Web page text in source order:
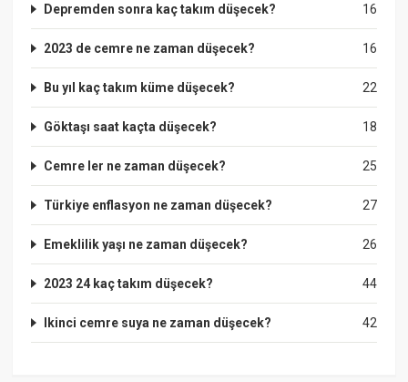
16
Depremden sonra kaç takım düşecek?
16
2023 de cemre ne zaman düşecek?
22
Bu yıl kaç takım küme düşecek?
18
Göktaşı saat kaçta düşecek?
25
Cemre ler ne zaman düşecek?
27
Türkiye enflasyon ne zaman düşecek?
26
Emeklilik yaşı ne zaman düşecek?
44
2023 24 kaç takım düşecek?
42
Ikinci cemre suya ne zaman düşecek?